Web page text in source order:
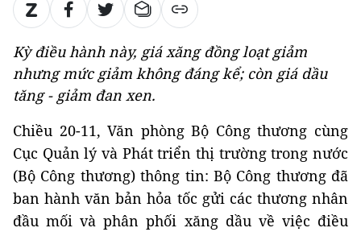
Kỳ điều hành này, giá xăng đồng loạt giảm
nhưng mức giảm không đáng kể; còn giá dầu
tăng - giảm đan xen.
Chiều 20-11, Văn phòng Bộ Công thương cùng
Cục Quản lý và Phát triển thị trường trong nước
(Bộ Công thương) thông tin: Bộ Công thương đã
ban hành văn bản hỏa tốc gửi các thương nhân
đầu mối và phân phối xăng dầu về việc điều